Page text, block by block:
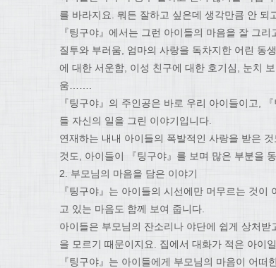
를 바라지요. 뭐든 잘하고 싶은데 생각만큼 안 되
『팅구야』에서는 그런 아이들의 마음을 잘 그
질투와 부러움, 엄마의 사랑을 독차지한 어린 동
에 대한 서운함, 이성 친구에 대한 호기심, 눈치
움…….
『팅구야』의 주인공은 바로 우리 아이들이고,
들 자신의 일을 그린 이야기입니다.
연재하는 내내 아이들의 폭발적인 사랑을 받은
것도, 아이들이 『팅구야』를 보며 많은 부분을
2. 부모님의 마음을 담은 이야기
『팅구야』는 아이들의 시선에만 머무르는 것
고 있는 마음도 함께 보여 줍니다.
아이들은 부모님의 잔소리나 야단에 쉽게 상처
을 모르기 때문이지요. 집에서 대화가 적은 아이
『팅구야』는 아이들에게 부모님의 마음이 어